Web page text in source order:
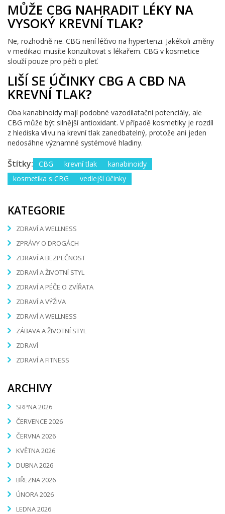
MŮŽE CBG NAHRADIT LÉKY NA
VYSOKÝ KREVNÍ TLAK?
Ne, rozhodně ne. CBG není léčivo na hypertenzi. Jakékoli změny
v medikaci musíte konzultovat s lékařem. CBG v kosmetice
slouží pouze pro péči o pleť.
LIŠÍ SE ÚČINKY CBG A CBD NA
KREVNÍ TLAK?
Oba kanabinoidy mají podobné vazodilatační potenciály, ale
CBG může být silnější antioxidant. V případě kosmetiky je rozdíl
z hlediska vlivu na krevní tlak zanedbatelný, protože ani jeden
nedosáhne významné systémové hladiny.
Štítky: CBG krevní tlak
kanabinoidy
kosmetika s CBG
vedlejší účinky
KATEGORIE
ZDRAVÍ A WELLNESS
ZPRÁVY O DROGÁCH
ZDRAVÍ A BEZPEČNOST
ZDRAVÍ A ŽIVOTNÍ STYL
ZDRAVÍ A PÉČE O ZVÍŘATA
ZDRAVÍ A VÝŽIVA
ZDRAVÍ A WELLNESS
ZÁBAVA A ŽIVOTNÍ STYL
ZDRAVÍ
ZDRAVÍ A FITNESS
ARCHIVY
SRPNA 2026
ČERVENCE 2026
ČERVNA 2026
KVĚTNA 2026
DUBNA 2026
BŘEZNA 2026
ÚNORA 2026
LEDNA 2026